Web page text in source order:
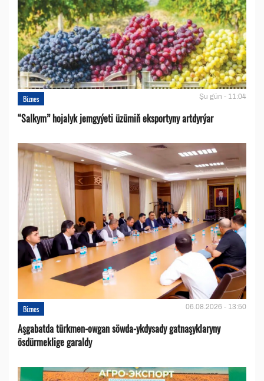
Biznes Şu gün - 11:04
“Salkym” hojalyk jemgyýeti üzümiň eksportyny artdyrýar
Biznes 06.08.2026 - 13:50
Aşgabatda türkmen-owgan söwda-ykdysady gatnaşyklaryny
ösdürmeklige garaldy